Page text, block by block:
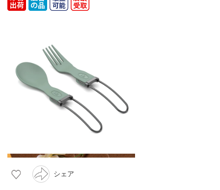
シェア